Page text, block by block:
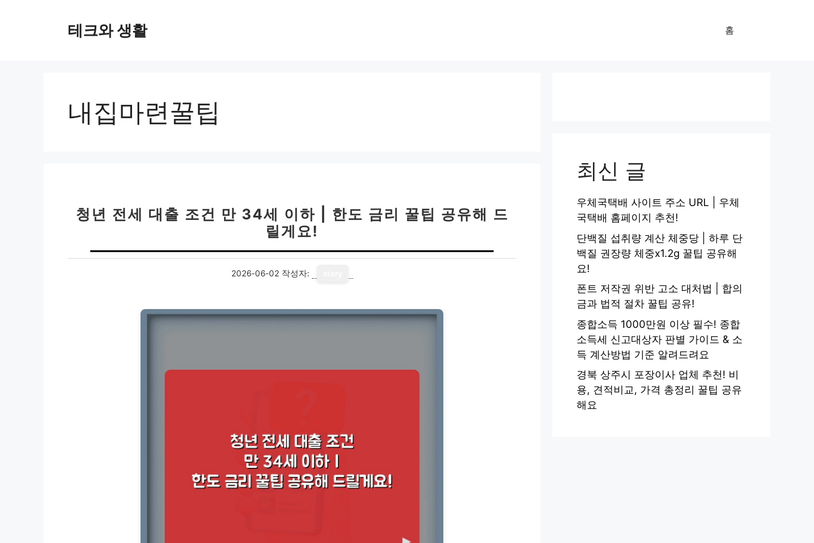
테크와 생활 홈
내집마련꿀팁
청년 전세 대출 조건 만 34세 이하 | 한도 금리 꿀팁 공유해 드
릴게요!
2026-06-02 작성자:
최신 글
우체국택배 사이트 주소 URL | 우체
국택배 홈페이지 추천!
단백질 섭취량 계산 체중당 | 하루 단
백질 권장량 체중x1.2g 꿀팁 공유해
요!
폰트 저작권 위반 고소 대처법 | 합의
금과 법적 절차 꿀팁 공유!
종합소득 1000만원 이상 필수! 종합
소득세 신고대상자 판별 가이드 & 소
득 계산방법 기준 알려드려요
경북 상주시 포장이사 업체 추천! 비
용, 견적비교, 가격 총정리 꿀팁 공유
해요